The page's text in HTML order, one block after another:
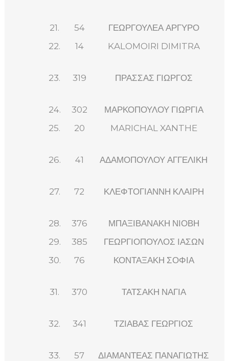
21. 54 ΓΕΩΡΓΟΥΛΕΑ ΑΡΓΥΡΟ
22.
14 KALOMOIRI DIMITRA
23. 319 ΠΡΑΣΣΑΣ ΓΙΩΡΓΟΣ
24. 302 ΜΑΡΚΟΠΟΥΛΟΥ ΓΙΩΡΓΙΑ
25.
20 MARICHAL XANTHE
26. 41 ΑΔΑΜΟΠΟΥΛΟΥ ΑΓΓΕΛΙΚΗ
27. 72 ΚΛΕΦΤΟΓΙΑΝΝΗ ΚΛΑΙΡΗ
28. 376 ΜΠΑΞΙΒΑΝΑΚΗ ΝΙΟΒΗ
29.
385 ΓΕΩΡΓΙΟΠΟΥΛΟΣ ΙΑΣΩΝ
30.
76 ΚΟΝΤΑΞΑΚΗ ΣΟΦΙΑ
31. 370 ΤΑΤΣΑΚΗ ΝΑΓΙΑ
32. 341 ΤΖΙΑΒΑΣ ΓΕΩΡΓΙΟΣ
33. 57 ΔΙΑΜΑΝΤΕΑΣ ΠΑΝΑΓΙΩΤΗΣ